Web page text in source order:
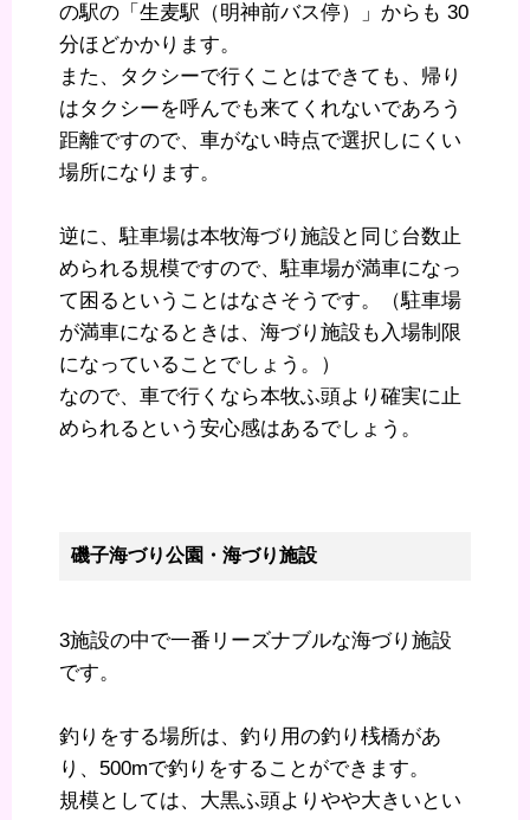
の駅の「生麦駅（明神前バス停）」からも 30
分ほどかかります。
また、タクシーで行くことはできても、帰り
はタクシーを呼んでも来てくれないであろう
距離ですので、車がない時点で選択しにくい
場所になります。
逆に、駐車場は本牧海づり施設と同じ台数止
められる規模ですので、駐車場が満車になっ
て困るということはなさそうです。（駐車場
が満車になるときは、海づり施設も入場制限
になっていることでしょう。）
なので、車で行くなら本牧ふ頭より確実に止
められるという安心感はあるでしょう。
磯子海づり公園・海づり施設
3施設の中で一番リーズナブルな海づり施設
です。
釣りをする場所は、釣り用の釣り桟橋があ
り、500mで釣りをすることができます。
規模としては、大黒ふ頭よりやや大きいとい